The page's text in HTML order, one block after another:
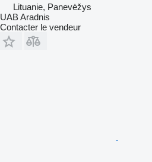
Lituanie, Panevėžys
UAB Aradnis
Contacter le vendeur